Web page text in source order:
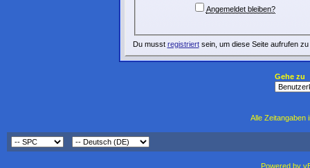
Angemeldet bleiben?
Du musst registriertsein, um diese Seite aufrufen zu
Gehe zu
Alle Zeitangaben
Powered by